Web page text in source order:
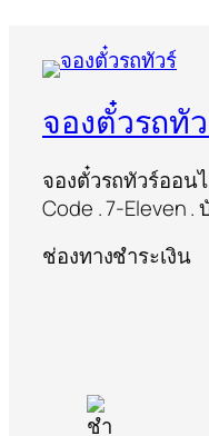
จองตั๋วรถทั
จองตั๋วรถทัวร์ออน
Code . 7-Eleven .
ช่องทางชำระเงิน